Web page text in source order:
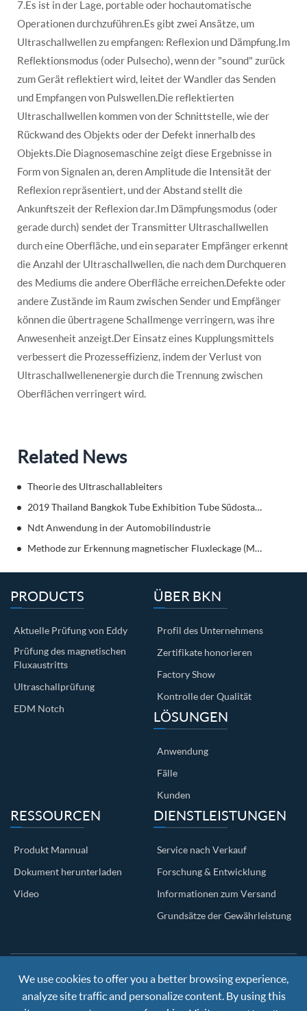
7.Es ist in der Lage, portable oder hochautomatische
Operationen durchzuführen.Es gibt zwei Ansätze, um
Ultraschallwellen zu empfangen: Reflexion und Dämpfung.Im
Reflektionsmodus (oder Pulsecho), wenn der "sound" zurück
zum Gerät reflektiert wird, leitet der Wandler das Senden
und Empfangen von Pulswellen.Die reflektierten
Ultraschallwellen kommen von der Schnittstelle, wie der
Rückwand des Objekts oder der Defekt innerhalb des
Objekts.Die Diagnosemaschine zeigt diese Ergebnisse in
Form von Signalen an, deren Amplitude die Intensität der
Reflexion repräsentiert, und der Abstand stellt die
Ankunftszeit der Reflexion dar.Im Dämpfungsmodus (oder
gerade durch) sendet der Transmitter Ultraschallwellen
durch eine Oberfläche, und ein separater Empfänger erkennt
die Anzahl der Ultraschallwellen, die nach dem Durchqueren
des Mediums die andere Oberfläche erreichen.Defekte oder
andere Zustände im Raum zwischen Sender und Empfänger
können die übertragene Schallmenge verringern, was ihre
Anwesenheit anzeigt.Der Einsatz eines Kupplungsmittels
verbessert die Prozesseffizienz, indem der Verlust von
Ultraschallwellenenergie durch die Trennung zwischen
Oberflächen verringert wird.
Related News
Theorie des Ultraschallableiters
2019 Thailand Bangkok Tube Exhibition Tube Südostasien
Ndt Anwendung in der Automobilindustrie
Methode zur Erkennung magnetischer Fluxleckage (MFL)Details
PRODUCTS
Aktuelle Prüfung von Eddy
Prüfung des magnetischen
Fluxaustritts
Ultraschallprüfung
EDM Notch
ÜBER BKN
Profil des Unternehmens
Zertifikate honorieren
Factory Show
Kontrolle der Qualität
LÖSUNGEN
Anwendung
Fälle
Kunden
RESSOURCEN
Produkt Mannual
Dokument herunterladen
Video
DIENSTLEISTUNGEN
Service nach Verkauf
Forschung & Entwicklung
Informationen zum Versand
Grundsätze der Gewährleistung
Copyright ©Nanjing BKN Automation System Co.,LTD.All
Rights Reserved
Sitemap
Privacy Policy
We use cookies to offer you a better browsing experience,
analyze site traffic and personalize content. By using this